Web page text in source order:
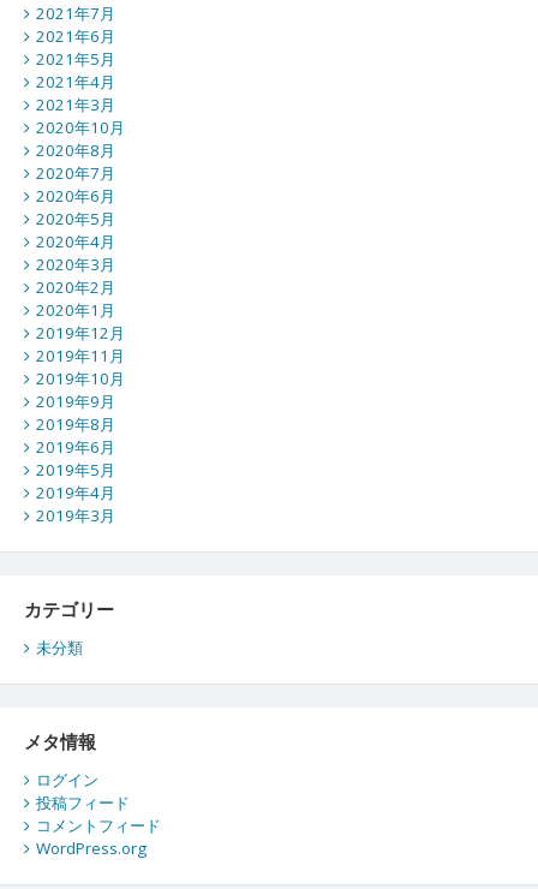
2021年7月
2021年6月
2021年5月
2021年4月
2021年3月
2020年10月
2020年8月
2020年7月
2020年6月
2020年5月
2020年4月
2020年3月
2020年2月
2020年1月
2019年12月
2019年11月
2019年10月
2019年9月
2019年8月
2019年6月
2019年5月
2019年4月
2019年3月
カテゴリー
未分類
メタ情報
ログイン
投稿フィード
コメントフィード
WordPress.org